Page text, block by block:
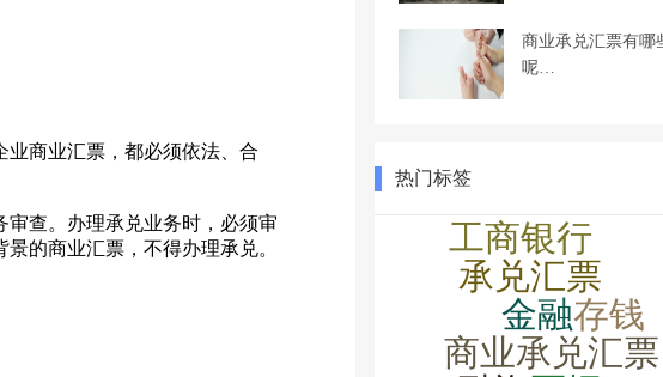
商业汇票，都必须依法、合
查。办理承兑业务时，必须审
的商业汇票，不得办理承兑。
商业承兑汇票有哪
呢…
热门标签